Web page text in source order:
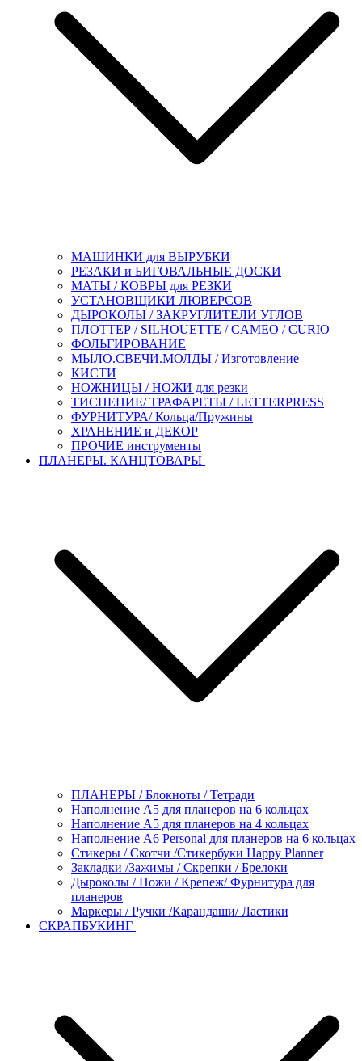
МАШИНКИ для ВЫРУБКИ
РЕЗАКИ и БИГОВАЛЬНЫЕ ДОСКИ
МАТЫ / КОВРЫ для РЕЗКИ
УСТАНОВЩИКИ ЛЮВЕРСОВ
ДЫРОКОЛЫ / ЗАКРУГЛИТЕЛИ УГЛОВ
ПЛОТТЕР / SILHOUETTE / CAMEO / CURIO
ФОЛЬГИРОВАНИЕ
МЫЛО.СВЕЧИ.МОЛДЫ / Изготовление
КИСТИ
НОЖНИЦЫ / НОЖИ для резки
ТИСНЕНИЕ/ ТРАФАРЕТЫ / LETTERPRESS
ФУРНИТУРА/ Кольца/Пружины
ХРАНЕНИЕ и ДЕКОР
ПРОЧИЕ инструменты
ПЛАНЕРЫ. КАНЦТОВАРЫ
ПЛАНЕРЫ / Блокноты / Тетради
Наполнение А5 для планеров на 6 кольцах
Наполнение А5 для планеров на 4 кольцах
Наполнение А6 Personal для планеров на 6 кольцах
Стикеры / Скотчи /Стикербуки Happy Planner
Закладки /Зажимы / Скрепки / Брелоки
Дыроколы / Ножи / Крепеж/ Фурнитура для
планеров
Маркеры / Ручки /Карандаши/ Ластики
СКРАПБУКИНГ